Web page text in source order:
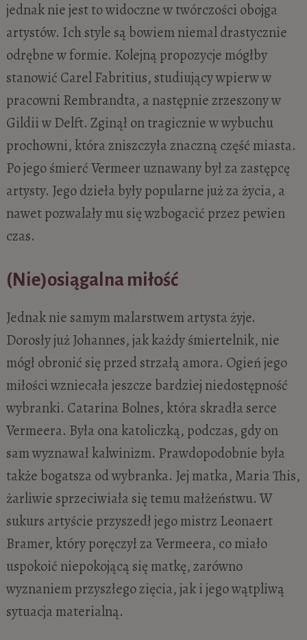
jednak nie jest to widoczne w twórczości obojga
artystów. Ich style są bowiem niemal drastycznie
odrębne w formie. Kolejną propozycje mógłby
stanowić Carel Fabritius, studiujący wpierw w
pracowni Rembrandta, a następnie zrzeszony w
Gildii w Delft. Zginął on tragicznie w wybuchu
prochowni, która zniszczyła znaczną część miasta.
Po jego śmierć Vermeer uznawany był za zastępcę
artysty. Jego dzieła były popularne już za życia, a
nawet pozwalały mu się wzbogacić przez pewien
czas.
(Nie)osiągalna miłość
Jednak nie samym malarstwem artysta żyje.
Dorosły już Johannes, jak każdy śmiertelnik, nie
mógł obronić się przed strzałą amora. Ogień jego
miłości wzniecała jeszcze bardziej niedostępność
wybranki. Catarina Bolnes, która skradła serce
Vermeera. Była ona katoliczką, podczas, gdy on
sam wyznawał kalwinizm. Prawdopodobnie była
także bogatsza od wybranka. Jej matka, Maria This,
żarliwie sprzeciwiała się temu małżeństwu. W
sukurs artyście przyszedł jego mistrz Leonaert
Bramer, który poręczył za Vermeera, co miało
uspokoić niepokojącą się matkę, zarówno
wyznaniem przyszłego zięcia, jak i jego wątpliwą
sytuacja materialną.